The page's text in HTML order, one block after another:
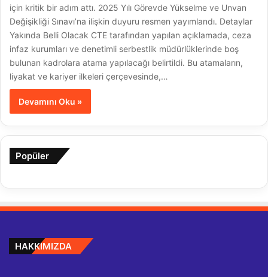
için kritik bir adım attı. 2025 Yılı Görevde Yükselme ve Unvan
Değişikliği Sınavı’na ilişkin duyuru resmen yayımlandı. Detaylar
Yakında Belli Olacak CTE tarafından yapılan açıklamada, ceza
infaz kurumları ve denetimli serbestlik müdürlüklerinde boş
bulunan kadrolara atama yapılacağı belirtildi. Bu atamaların,
liyakat ve kariyer ilkeleri çerçevesinde,…
Devamını Oku »
Popüler
HAKKIMIZDA